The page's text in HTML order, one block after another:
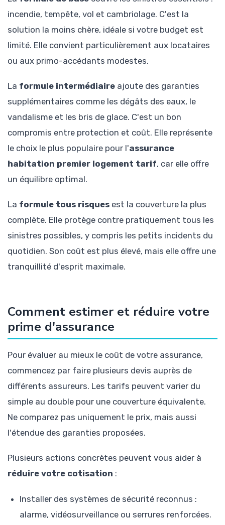
incendie, tempête, vol et cambriolage. C'est la
solution la moins chère, idéale si votre budget est
limité. Elle convient particulièrement aux locataires
ou aux primo-accédants modestes.
La formule intermédiaire ajoute des garanties
supplémentaires comme les dégâts des eaux, le
vandalisme et les bris de glace. C'est un bon
compromis entre protection et coût. Elle représente
le choix le plus populaire pour l'assurance
habitation premier logement tarif, car elle offre
un équilibre optimal.
La formule tous risques est la couverture la plus
complète. Elle protège contre pratiquement tous les
sinistres possibles, y compris les petits incidents du
quotidien. Son coût est plus élevé, mais elle offre une
tranquillité d'esprit maximale.
Comment estimer et réduire votre
prime d'assurance
Pour évaluer au mieux le coût de votre assurance,
commencez par faire plusieurs devis auprès de
différents assureurs. Les tarifs peuvent varier du
simple au double pour une couverture équivalente.
Ne comparez pas uniquement le prix, mais aussi
l'étendue des garanties proposées.
Plusieurs actions concrètes peuvent vous aider à
réduire votre cotisation :
Installer des systèmes de sécurité reconnus :
alarme, vidéosurveillance ou serrures renforcées.